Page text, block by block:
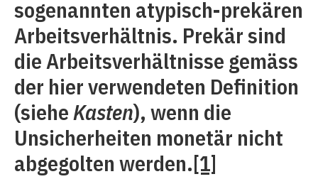
sogenannten atypisch-prekären
Arbeitsverhältnis. Prekär sind
die Arbeitsverhältnisse gemäss
der hier verwendeten Definition
(sieheKasten), wenn die
Unsicherheiten monetär nicht
abgegolten werden.[1]